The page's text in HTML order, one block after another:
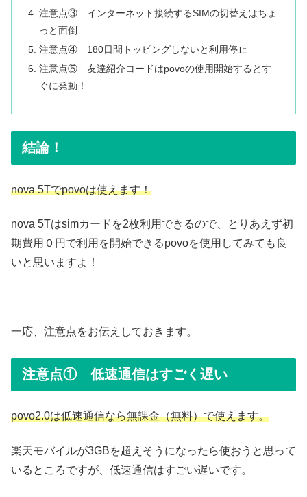
注意点③ インターネット接続するSIMの切替えはちょ
っと面倒
注意点④ 180日間トッピングしないと利用停止
注意点⑤ 友達紹介コードはpovoの使用開始するとす
ぐに発動！
結論！
nova 5Tでpovoは使えます！
nova 5Tはsimカードを2枚利用できるので、とりあえず初
期費用０円で利用を開始できるpovoを使用してみても良
いと思いますよ！
一応、注意点をお伝えしておきます。
注意点① 低速通信はすごく遅い
povo2.0は低速通信なら無課金（無料）で使えます。
楽天モバイルが3GBを超えそうになったら使おうと思って
いるところですが、低速通信はすごい遅いです。